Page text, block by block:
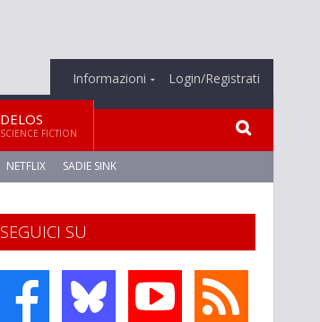
Informazioni Login/Registrati
DELOS
SCIENCE FICTION
NETFLIX SADIE SINK
SEGUICI SU